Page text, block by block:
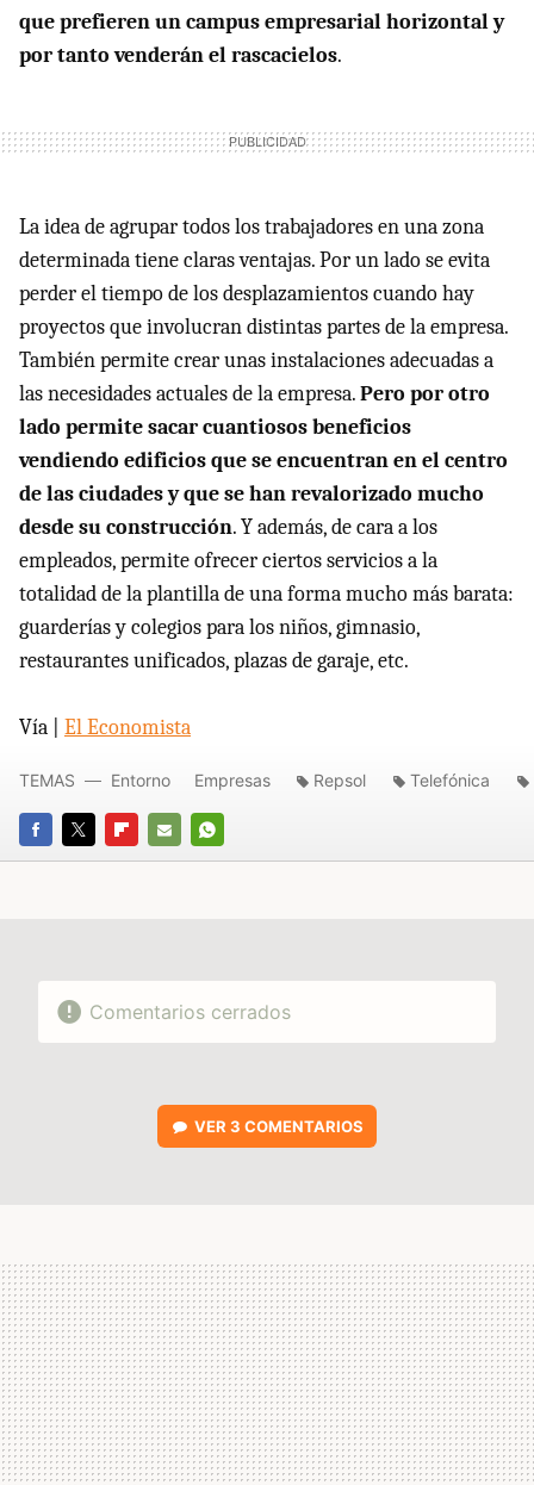
que prefieren un campus empresarial horizontal y
por tanto venderán el rascacielos.
La idea de agrupar todos los trabajadores en una zona
determinada tiene claras ventajas. Por un lado se evita
perder el tiempo de los desplazamientos cuando hay
proyectos que involucran distintas partes de la empresa.
También permite crear unas instalaciones adecuadas a
las necesidades actuales de la empresa.Pero por otro
lado permite sacar cuantiosos beneficios
vendiendo edificios que se encuentran en el centro
de las ciudades y que se han revalorizado mucho
desde su construcción. Y además, de cara a los
empleados, permite ofrecer ciertos servicios a la
totalidad de la plantilla de una forma mucho más barata:
guarderías y colegios para los niños, gimnasio,
restaurantes unificados, plazas de garaje, etc.
Vía | El Economista
FACEBOOK
TWITTERFLIPBOARD
E-
WHATSAPP
TEMAS Entorno Empresas Repsol Telefónica
Comentarios cerrados
VER 3 COMENTARIOS